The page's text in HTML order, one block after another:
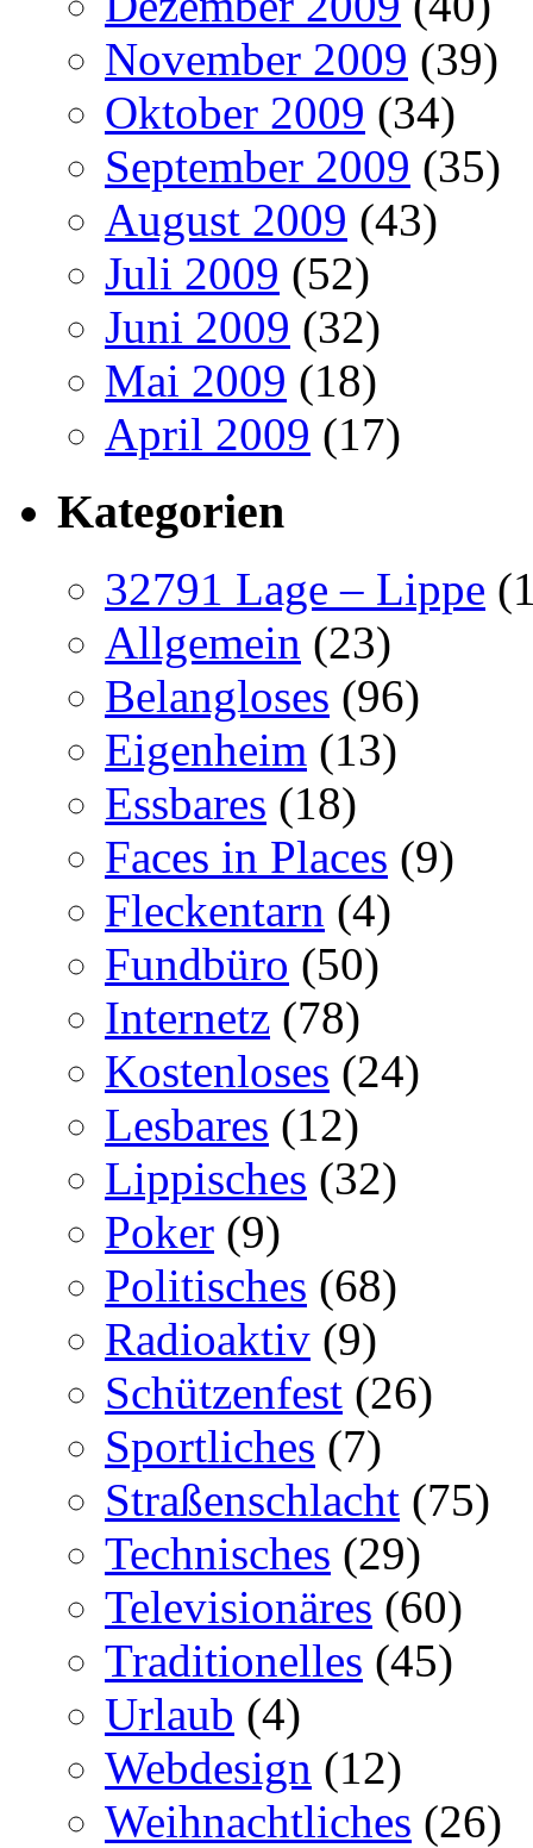
November 2009 (39)
Oktober 2009 (34)
September 2009 (35)
August 2009 (43)
Juli 2009 (52)
Juni 2009 (32)
Mai 2009 (18)
April 2009 (17)
Kategorien
32791 Lage – Lippe
Allgemein (23)
Belangloses (96)
Eigenheim (13)
Essbares (18)
Faces in Places (9)
Fleckentarn (4)
Fundbüro (50)
Internetz (78)
Kostenloses (24)
Lesbares (12)
Lippisches (32)
Poker (9)
Politisches (68)
Radioaktiv (9)
Schützenfest (26)
Sportliches (7)
Straßenschlacht (75)
Technisches (29)
Televisionäres (60)
Traditionelles (45)
Urlaub (4)
Webdesign (12)
Weihnachtliches (26)